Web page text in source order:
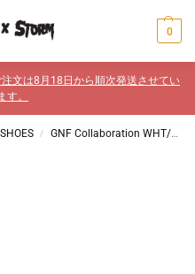
0
文は8月18日から順次発送させてい
す。
/ GNF Collaboration WHT/BLK